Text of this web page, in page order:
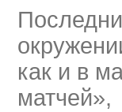
как и в
матчей»,